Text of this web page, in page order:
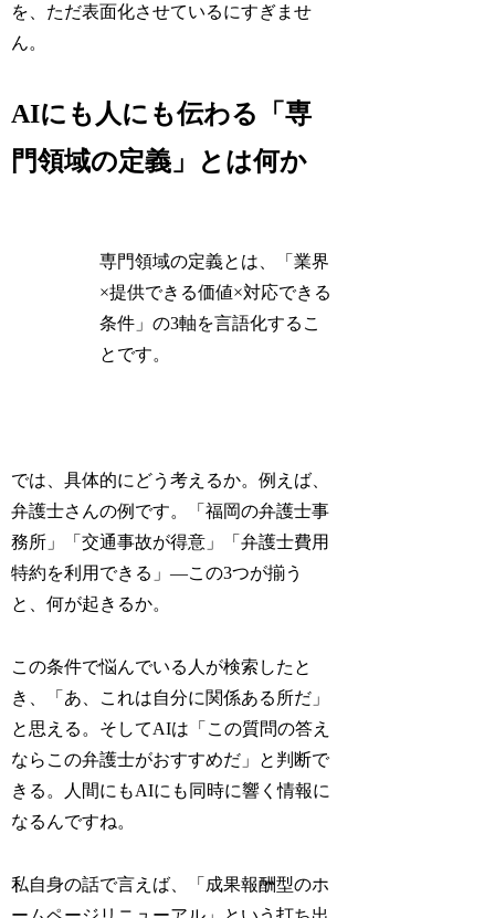
を、ただ表面化させているにすぎませ
ん。
AIにも人にも伝わる「専
門領域の定義」とは何か
専門領域の定義とは、「業界
×提供できる価値×対応できる
条件」の3軸を言語化するこ
とです。
では、具体的にどう考えるか。例えば、
弁護士さんの例です。「福岡の弁護士事
務所」「交通事故が得意」「弁護士費用
特約を利用できる」—この3つが揃う
と、何が起きるか。
この条件で悩んでいる人が検索したと
き、「あ、これは自分に関係ある所だ」
と思える。そしてAIは「この質問の答え
ならこの弁護士がおすすめだ」と判断で
きる。人間にもAIにも同時に響く情報に
なるんですね。
私自身の話で言えば、「成果報酬型のホ